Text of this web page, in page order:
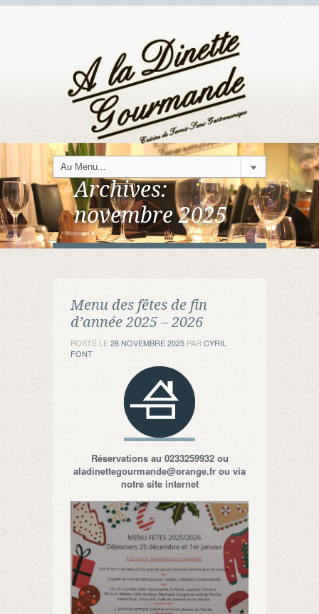
Archives:
novembre 2025
Menu des fêtes de fin
d’année 2025 – 2026
POSTÉ LE28 NOVEMBRE 2025 PAR CYRIL
FONT
Réservations au 0233259932 ou
aladinettegourmande@orange.fr ou via
notre site internet